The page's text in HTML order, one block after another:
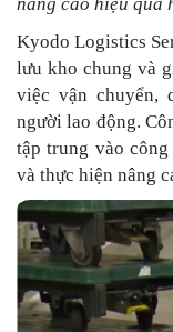
nâng cao hiệu quả
Kyodo Logistics
lưu kho chung và
việc vận chuyển,
người lao động.
tập trung vào
và thực hiện nâng